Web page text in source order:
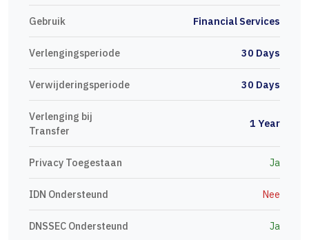
Gebruik Financial Services
Verlengingsperiode 30 Days
Verwijderingsperiode 30 Days
Verlenging bij
Transfer
1 Year
Privacy Toegestaan Ja
IDN Ondersteund Nee
DNSSEC Ondersteund Ja